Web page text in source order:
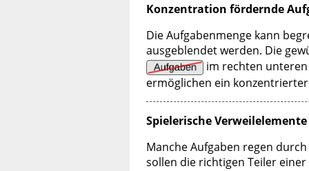
Konzentration fördernde
Die Aufgabenmenge kann
ausgeblendet werden. Die
im rechten
ermöglichen ein
Spielerische Verweilelemente
Manche Aufgaben regen
sollen die richtigen Teiler